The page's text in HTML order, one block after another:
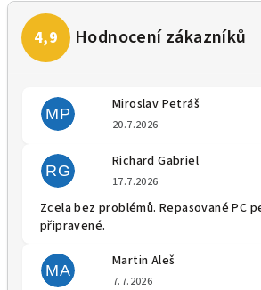
MP
Miroslav Petráš
20.7.2026
RG
Richard Gabriel
17.7.2026
Zcela bez problémů. Repasované PC
připravené.
MA
Martin Aleš
7.7.2026